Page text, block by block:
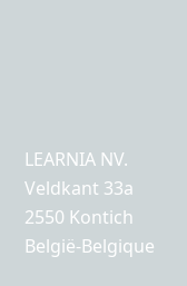
LEARNIA NV.
Veldkant 33a
2550 Kontich
België-Belgique